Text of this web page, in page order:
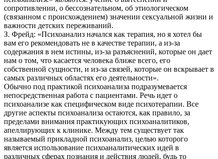
сопротивлении, о бессознательном, об этиологическом
(связанном с происхождением) значении сексуальной жизни и
важности детских переживаний.
З. Фрейд: «Психоанализ начался как терапия, но я хотел бы
вам его рекомендовать не в качестве терапии, а из-за
содержания в нем истины, из-за разъяснений, которые он дает
нам о том, что касается человека ближе всего, его
собственной сущности, и из-за связей, которые он вскрывает в
самых различных областях его деятельности».
Обычно под практикой психоанализа подразумевается
непосредственная работа с пациентами. Речь идет о
психоанализе как специфическом виде психотерапии. Все
другие аспекты психоанализа остаются, как правило, за
пределами внимания практикующих психоаналитиков,
апеллирующих к клинике. Между тем существует так
называемый прикладной психоанализ, целью которого
является использование психоаналитических идей в
различных сферах познания и действия людей, будь то